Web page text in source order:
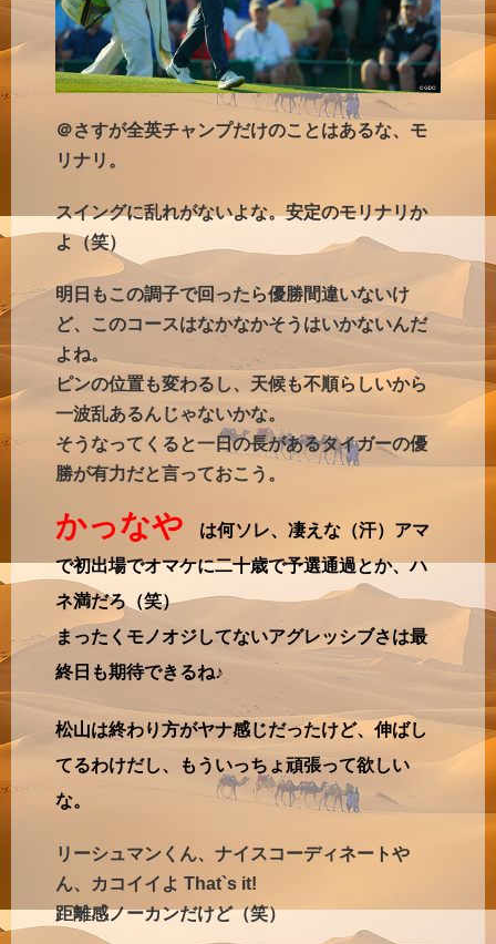
＠さすが全英チャンプだけのことはあるな、モ
リナリ。
スイングに乱れがないよな。安定のモリナリか
よ（笑）
明日もこの調子で回ったら優勝間違いないけ
ど、このコースはなかなかそうはいかないんだ
よね。
ピンの位置も変わるし、天候も不順らしいから
一波乱あるんじゃないかな。
そうなってくると一日の長があるタイガーの優
勝が有力だと言っておこう。
かっなや
は何ソレ、凄えな（汗）アマ
で初出場でオマケに二十歳で予選通過とか、ハ
ネ満だろ（笑）
まったくモノオジしてないアグレッシブさは最
終日も期待できるね♪
松山は終わり方がヤナ感じだったけど、伸ばし
てるわけだし、もういっちょ頑張って欲しい
な。
リーシュマンくん、ナイスコーディネートや
ん、カコイイよ That`s it!
距離感ノーカンだけど（笑）